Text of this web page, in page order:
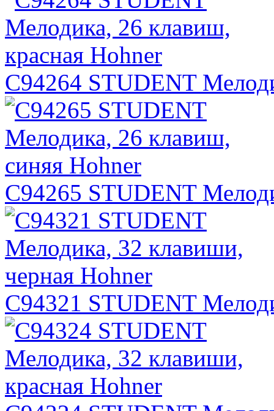
C94264 STUDENT
C94265 STUDENT
C94321 STUDENT